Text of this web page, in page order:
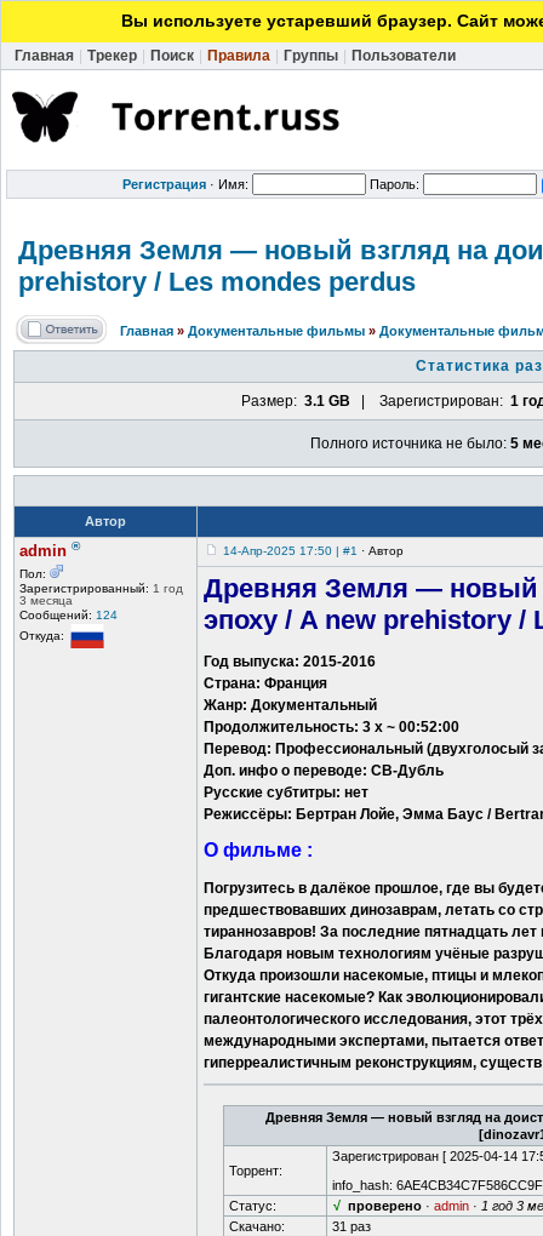
Вы используете устаревший браузер. Сайт
Главная Трекер Поиск Правила Группы Пользователи
Регистрация · Имя: Пароль:
Древняя Земля — новый взгляд на
prehistory / Les mondes perdus
Главная » Документальные фильмы » Документальные
Статистика
Размер: 3.1 GB | Зарегистрирован: 1
Полного источника не было: 5
Автор
admin ®
Пол:
Зарегистрированный: 1 год
3 месяца
Сообщений: 124
Откуда:
14-Апр-2025 17:50 | #1 · Автор
Древняя Земля — новый
эпоху / A new prehistory /
Год выпуска: 2015-2016
Страна: Франция
Жанр: Документальный
Продолжительность: 3 x ~ 00:52:00
Перевод: Профессиональный (двухголосый
Доп. инфо о переводе: СВ-Дубль
Русские субтитры: нет
Режиссёры: Бертран Лойе, Эмма Баус /
О фильме :
Погрузитесь в далёкое прошлое, где вы
предшествовавших динозаврам, летать со
тираннозавров! За последние пятнадцать
Благодаря новым технологиям учёные
Откуда произошли насекомые, птицы и
гигантские насекомые? Как
палеонтологического исследования, этот
международными экспертами, пытается
гиперреалистичным реконструкциям,
Древняя Земля — новый взгляд на
Торрент:
Зарегистрирован [ 2025-04-14
info_hash:
Статус:
√ проверено · admin · 1 год 3
Скачано:
31 раз